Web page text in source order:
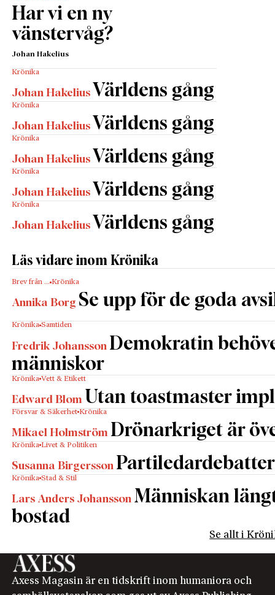
Har vi en ny
vänstervåg?
Johan Hakelius
Krönika
Johan Hakelius Världens gång
Krönika
Johan Hakelius Världens gång
Krönika
Johan Hakelius Världens gång
Krönika
Johan Hakelius Världens gång
Krönika
Johan Hakelius Världens gång
Läs vidare inom Krönika
Brev från … Krönika
Annika Borg Se upp för de goda
Krönika Samtiden
Fredrik Johansson Demokratin
människor
Krönika Vett & Etikett
Edward Blom Utan toastmaster
Försvar & Säkerhet Krönika
Mikael Holmström Drönarkriget är
Krönika Livet & Politiken
Susanna Birgersson
Krönika Stad & Stil
Lars Anders Johansson Människan
bostad
Se allt i
Axess Magasin är en tidskrift inom humaniora och